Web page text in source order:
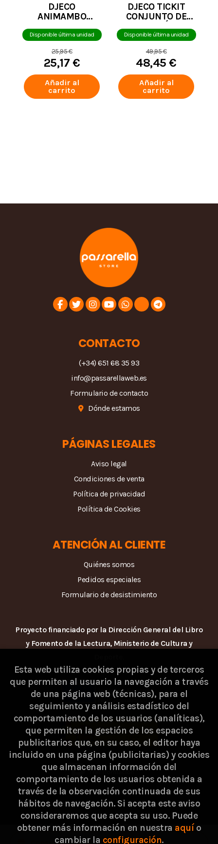
DJECO
ANIMAMBO
Disponible última unidad
25,95 €
25,17 €
Añadir al
carrito
DJECO TICKIT
CONJUNTO DE
PZAS
Disponible última unidad
49,95 €
48,45 €
Añadir al
carrito
CONTACTO
(+34) 651 68 35 93
info@passarellaweb.es
Formulario de contacto
Dónde estamos
PÁGINAS LEGALES
Aviso legal
Condiciones de venta
Política de privacidad
Política de Cookies
ATENCIÓN AL CLIENTE
Quiénes somos
Pedidos especiales
Formulario de desistimiento
Proyecto financiado por la Dirección General del Libro
y Fomento de la Lectura, Ministerio de Cultura y
2026 ©Passarella Store SL. Todos los Derechos
Reservados | Grupo Trevenque
Esta web utiliza cookies propias y de terceros
que permiten al usuario la navegación a través
de una página web (técnicas), para el
seguimiento y análisis estadístico del
comportamiento de los usuarios (analíticas),
que permiten la gestión de los espacios
publicitarios que, en su caso, el editor haya
incluido en una página (publicitarias) y cookies
que almacenan información del
comportamiento de los usuarios obtenida a
través de la observación continuada de sus
hábitos de navegación. Si acepta este aviso
consideraremos que acepta su uso. Puede
obtener más información en nuestra aquío
cambiar la configuración.